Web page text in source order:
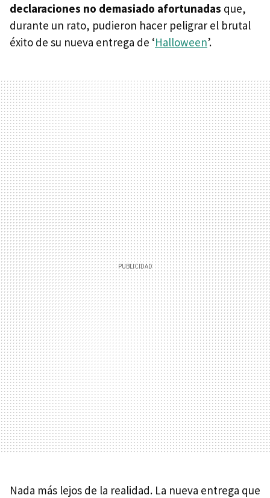
declaraciones no demasiado afortunadas que,
durante un rato, pudieron hacer peligrar el brutal
éxito de su nueva entrega de ‘Halloween’.
Nada más lejos de la realidad. La nueva entrega que